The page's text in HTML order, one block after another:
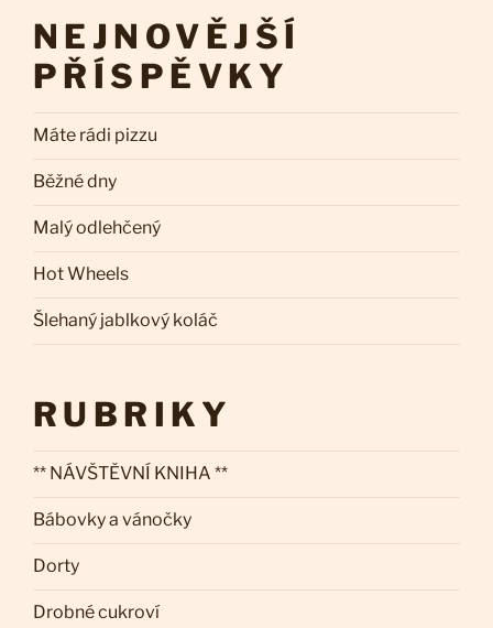
NEJNOVĚJŠÍ
PŘÍSPĚVKY
Máte rádi pizzu
Běžné dny
Malý odlehčený
Hot Wheels
Šlehaný jablkový koláč
RUBRIKY
** NÁVŠTĚVNÍ KNIHA **
Bábovky a vánočky
Dorty
Drobné cukroví